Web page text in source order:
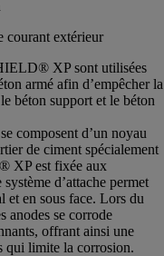
courant extérieur
XP sont utilisées
armé afin d’empêcher la
béton support et le béton
composent d’un noyau
de ciment spécialement
XP est fixée aux
d’attache permet
et en sous face. Lors du
anodes se corrode
offrant ainsi une
qui limite la corrosion.